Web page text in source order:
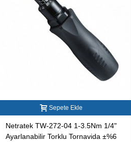
Sepete Ekle
Netratek TW-272-04 1-3.5Nm 1/4"
Ayarlanabilir Torklu Tornavida ±%6